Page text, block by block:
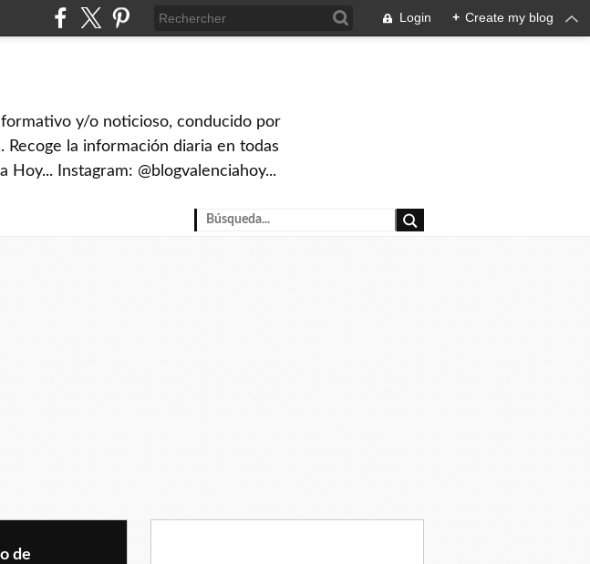
Login + Create my blog
y/o noticioso, conducido por
Recoge la información diaria en todas
Hoy... Instagram: @blogvalenciahoy...
de